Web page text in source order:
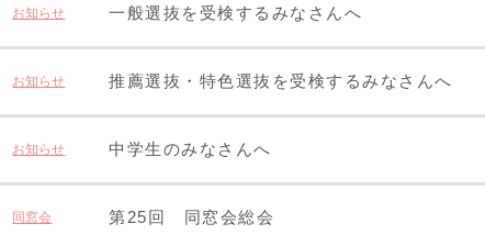
お知らせ 一般選抜を受検するみなさんへ
お知らせ 推薦選抜・特色選抜を受検するみなさんへ
お知らせ 中学生のみなさんへ
同窓会 第25回 同窓会総会